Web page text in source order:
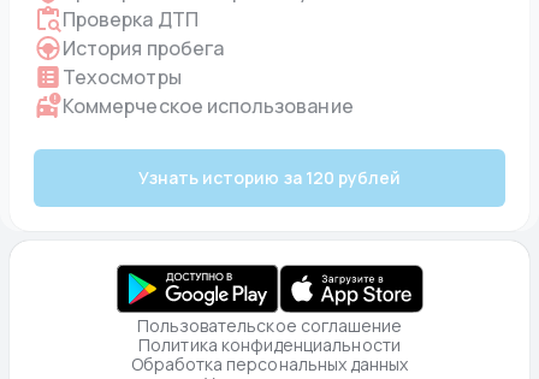
Проверка ДТП
История пробега
Техосмотры
Коммерческое использование
Узнать историю за 120 рублей
Пользовательское соглашение
Политика конфиденциальности
Обработка персональных данных